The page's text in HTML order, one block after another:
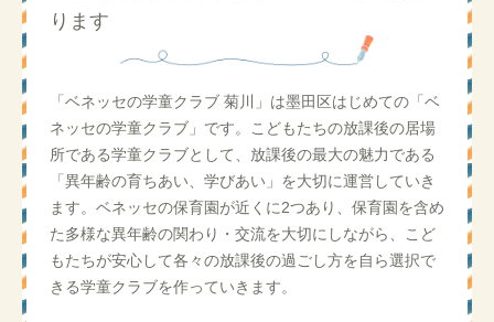
ります
「ベネッセの学童クラブ 菊川」は墨田区はじめての「ベ
ネッセの学童クラブ」です。こどもたちの放課後の居場
所である学童クラブとして、放課後の最大の魅力である
「異年齢の育ちあい、学びあい」を大切に運営していき
ます。ベネッセの保育園が近くに2つあり、保育園を含め
た多様な異年齢の関わり・交流を大切にしながら、こど
もたちが安心して各々の放課後の過ごし方を自ら選択で
きる学童クラブを作っていきます。